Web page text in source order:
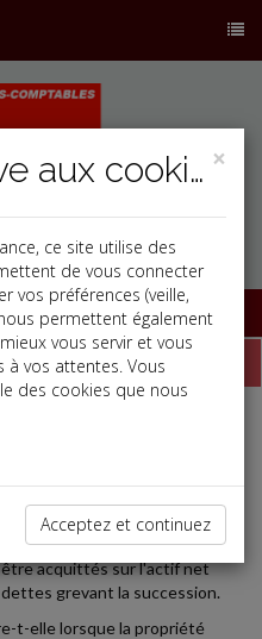
DÉMEMBREMENT
acquittés sur l'actif net
grevant la succession.
t-elle lorsque la propriété
×
Politique relative aux cookies
ce site utilise des
de vous connecter
vos préférences (veille,
permettent également
vous servir et vous
vos attentes. Vous
des cookies que nous
Acceptez et continuez